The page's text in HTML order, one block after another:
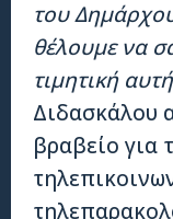
του
θέλουμε να
τιμητική
Διδασκάλου
βραβείο για